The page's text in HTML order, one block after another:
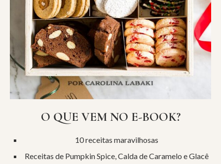
O QUE VEM NO E-BOOK?
10 receitas maravilhosas
Receitas de Pumpkin Spice, Calda de Caramelo e Glacê